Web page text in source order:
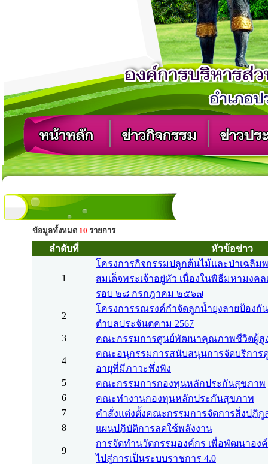
ข้อมูลทั้งหมด 10 รายการ
ลำดับที่ หัวข้อข่าว
1
โครงการกิจกรรมปลูกต้นไม้และป่าเฉลิม
สมเด็จพระเจ้าอยู่หัว เนื่องในพิธีมหามงค
รอบ ๒๘ กรกฎาคม ๒๕๖๗
2
โครงการรณรงค์กำจัดลูกน้ำยุงลายป้องกั
ตำบลประจันตคาม 2567
3
คณะกรรมการศูนย์พัฒนาคุณภาพชีวิตผู้สู
4
คณะอนุกรรมการสนับสนุนการจัดบริการ
อายุที่มีภาวะพึ่งพิง
5
คณะกรรมการกองทุนหลักประกันสุขภาพ
6
คณะทำงานกองทุนหลักประกันสุขภาพ
7
คำสั่งแต่งตั้งคณะกรรมการจัดการสิ่งปฏิกู
8
แผนปฏิบัติการลดใช้พลังงาน
9
การจัดทำนวัตกรรมองค์กร เพื่อพัฒนาอง
ไปสู่การเป็นระบบราชการ 4.0